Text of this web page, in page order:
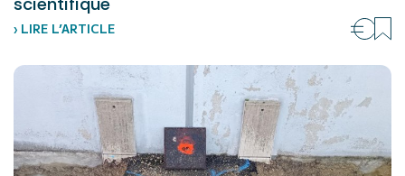
› LIRE L’ARTICLE